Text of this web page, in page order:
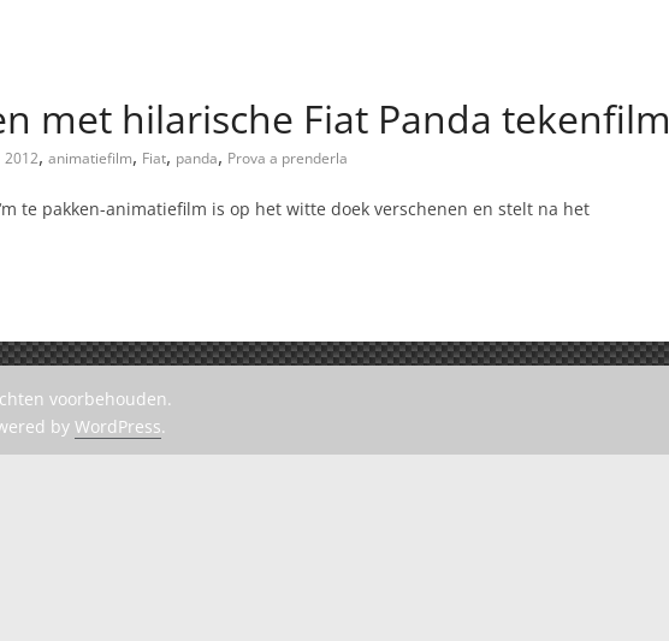
met hilarische Fiat Panda tekenfilm
2012, animatiefilm, Fiat, panda, Prova a prenderla
te pakken-animatiefilm is op het witte doek verschenen en stelt na het
voorbehouden.
by WordPress.